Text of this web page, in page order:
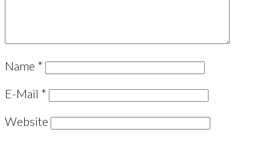
Name *
E-Mail *
Website